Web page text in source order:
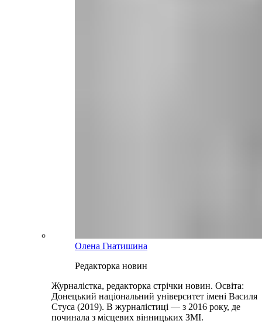
Олена Гнатишина
Редакторка новин
Журналістка, редакторка стрічки новин. Освіта:
Донецький національний університет імені Василя
Стуса (2019). В журналістиці — з 2016 року, де
починала з місцевих вінницьких ЗМІ.